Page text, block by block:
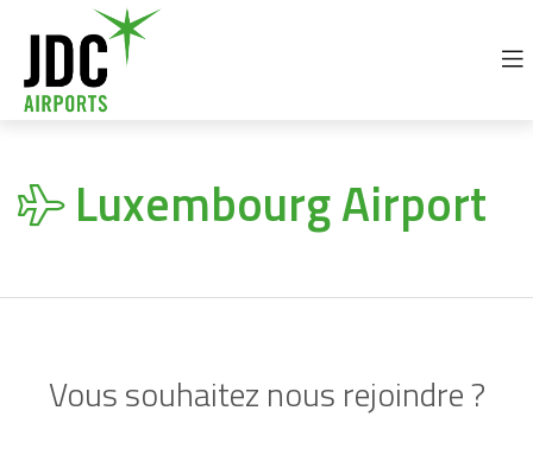
+32 69 77 92 30
Luxembourg Airport
Vous souhaitez nous rejoindre ?